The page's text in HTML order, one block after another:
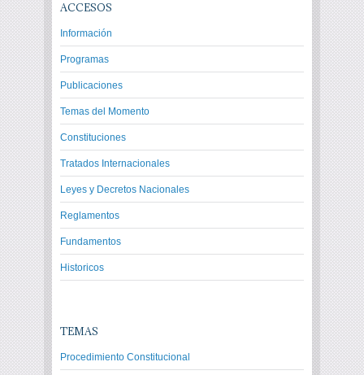
ACCESOS
Información
Programas
Publicaciones
Temas del Momento
Constituciones
Tratados Internacionales
Leyes y Decretos Nacionales
Reglamentos
Fundamentos
Historicos
TEMAS
Procedimiento Constitucional